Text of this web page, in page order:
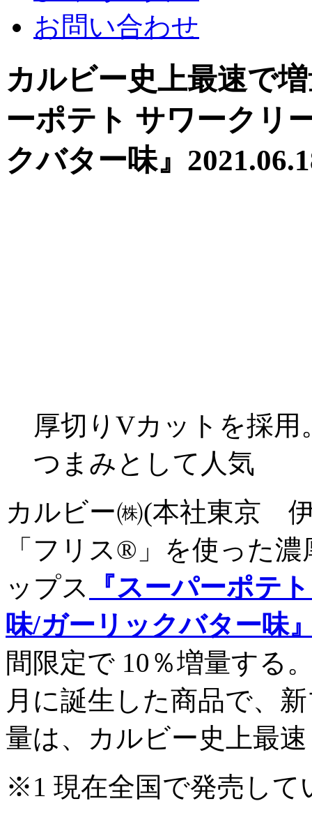
お問い合わせ
カルビー史上最速で
ーポテト サワークリ
クバター味』
厚切りVカットを採用
つまみとして人気
カルビー㈱(本社東京
「フリス®」を使った
ップス
『スーパーポテ
味/ガーリックバター味
間限定で 10％増量する
月に誕生した商品で、
量は、カルビー史上最
※1 現在全国で発売して